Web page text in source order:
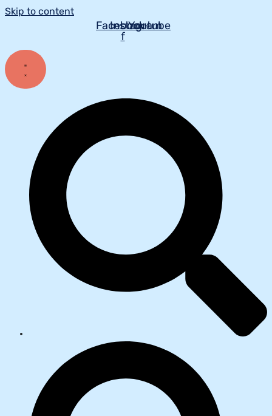
Skip to content
Facebook-
f
Instagram
Youtube